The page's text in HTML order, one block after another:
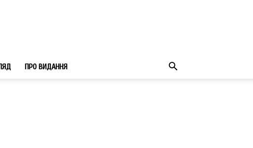
ПРО ВИДАННЯ